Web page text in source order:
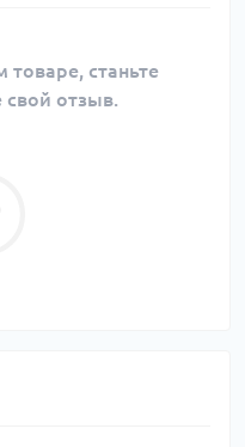
станьте
свой отзыв.